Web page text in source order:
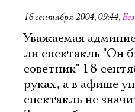
16 сентября 2004, 09:44,
Уважаемая
ли спектакль "Он
советник" 18
руках, а в афише
спектакль не